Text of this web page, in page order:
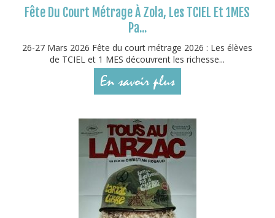
Fête Du Court Métrage À Zola, Les TCIEL Et 1MES
Pa...
26-27 Mars 2026 Fête du court métrage 2026 : Les élèves
de TCIEL et 1 MES découvrent les richesse...
En savoir plus